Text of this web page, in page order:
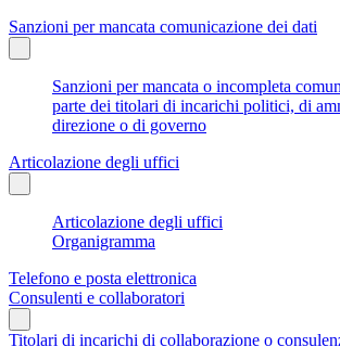
Sanzioni per mancata comunicazione dei dati
Sanzioni per mancata o incompleta
parte dei titolari di incarichi politici, di
direzione o di governo
Articolazione degli uffici
Articolazione degli uffici
Organigramma
Telefono e posta elettronica
Consulenti e collaboratori
Titolari di incarichi di collaborazione o